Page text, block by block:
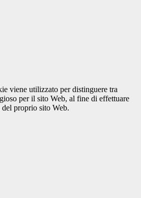
viene utilizzato per distinguere tra
per il sito Web, al fine di effettuare
proprio sito Web.